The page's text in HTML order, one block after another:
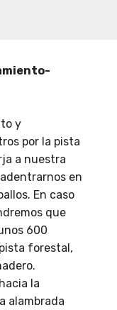
y
por la pista
a nuestra
en
En caso
que
600
forestal,
la
alambrada